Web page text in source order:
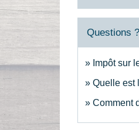
Questions
Impôt sur
Quelle est
Comment